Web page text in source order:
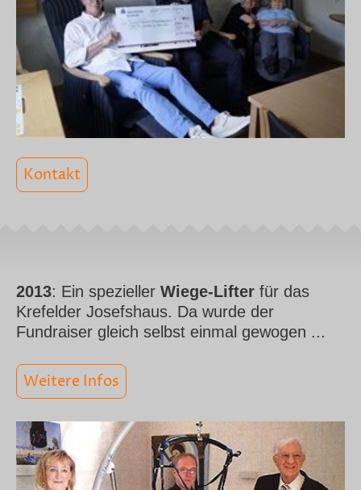
Kontakt
2013: Ein spezieller Wiege-Lifter für das
Krefelder Josefshaus. Da wurde der
Fundraiser gleich selbst einmal gewogen ...
Weitere Infos